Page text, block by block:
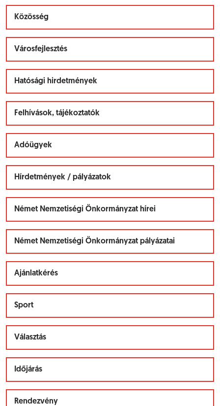
Közösség
Városfejlesztés
Hatósági hirdetmények
Felhívások, tájékoztatók
Adóügyek
Hírdetmények / pályázatok
Német Nemzetiségi Önkormányzat hírei
Német Nemzetiségi Önkormányzat pályázatai
Ajánlatkérés
Sport
Választás
Időjárás
Rendezvény